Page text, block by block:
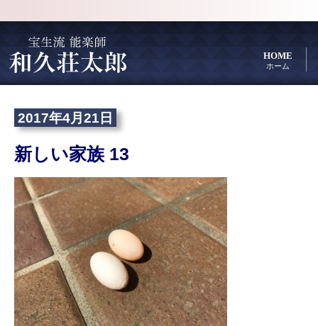
HOME
ホーム
2017年4月21日
新しい家族 13